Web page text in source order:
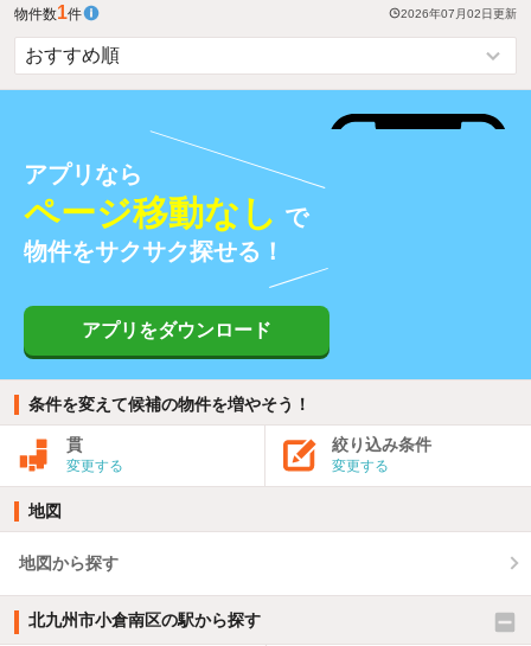
物件数1件 2026年07月02日更新
アプリなら
ページ移動なし で
物件をサクサク探せる！
アプリをダウンロード
条件を変えて候補の物件を増やそう！
貫
変更する
絞り込み条件
変更する
地図
地図から探す
北九州市小倉南区の駅から探す